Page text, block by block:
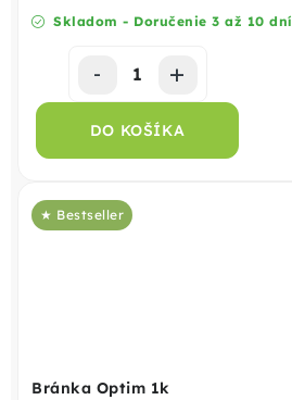
Skladom - Doručenie 3 až 10 dní
DO KOŠÍKA
Bránka Optim 1k
★ Bestseller